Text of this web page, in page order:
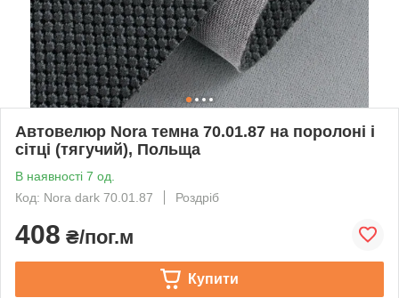
Автовелюр Nora темна 70.01.87 на поролоні і
сітці (тягучий), Польща
В наявності 7 од.
Код: Nora dark 70.01.87
Роздріб
408 ₴/пог.м
Купити